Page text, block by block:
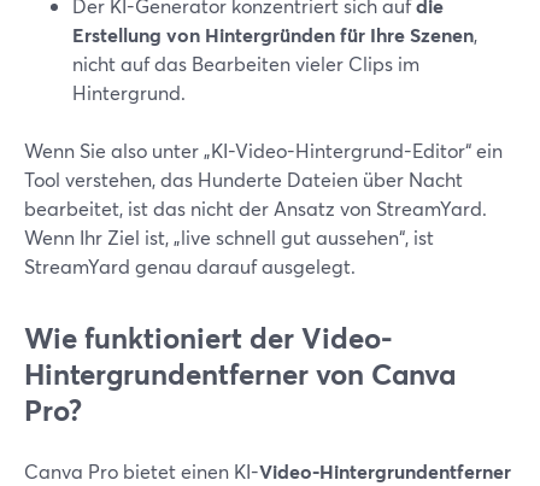
Der KI-Generator konzentriert sich aufdie
Erstellung von Hintergründen für Ihre Szenen,
nicht auf das Bearbeiten vieler Clips im
Hintergrund.
Wenn Sie also unter „KI-Video-Hintergrund-Editor“ ein
Tool verstehen, das Hunderte Dateien über Nacht
bearbeitet, ist das nicht der Ansatz von StreamYard.
Wenn Ihr Ziel ist, „live schnell gut aussehen“, ist
StreamYard genau darauf ausgelegt.
Wie funktioniert der Video-
Hintergrundentferner von Canva
Pro?
Canva Pro bietet einen KI-Video-Hintergrundentferner